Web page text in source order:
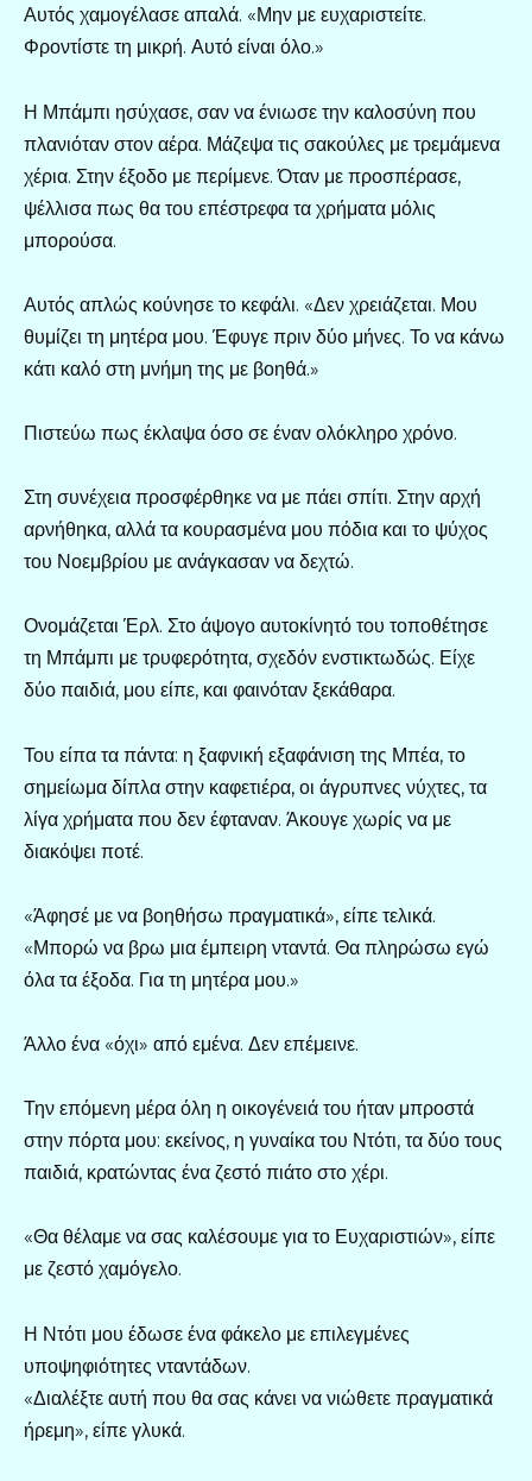
Αυτός χαμογέλασε απαλά. «Μην με ευχαριστείτε.
Φροντίστε τη μικρή. Αυτό είναι όλο.»
Η Μπάμπι ησύχασε, σαν να ένιωσε την καλοσύνη που
πλανιόταν στον αέρα. Μάζεψα τις σακούλες με τρεμάμενα
χέρια. Στην έξοδο με περίμενε. Όταν με προσπέρασε,
ψέλλισα πως θα του επέστρεφα τα χρήματα μόλις
μπορούσα.
Αυτός απλώς κούνησε το κεφάλι. «Δεν χρειάζεται. Μου
θυμίζει τη μητέρα μου. Έφυγε πριν δύο μήνες. Το να κάνω
κάτι καλό στη μνήμη της με βοηθά.»
Πιστεύω πως έκλαψα όσο σε έναν ολόκληρο χρόνο.
Στη συνέχεια προσφέρθηκε να με πάει σπίτι. Στην αρχή
αρνήθηκα, αλλά τα κουρασμένα μου πόδια και το ψύχος
του Νοεμβρίου με ανάγκασαν να δεχτώ.
Ονομάζεται Έρλ. Στο άψογο αυτοκίνητό του τοποθέτησε
τη Μπάμπι με τρυφερότητα, σχεδόν ενστικτωδώς. Είχε
δύο παιδιά, μου είπε, και φαινόταν ξεκάθαρα.
Του είπα τα πάντα: η ξαφνική εξαφάνιση της Μπέα, το
σημείωμα δίπλα στην καφετιέρα, οι άγρυπνες νύχτες, τα
λίγα χρήματα που δεν έφταναν. Άκουγε χωρίς να με
διακόψει ποτέ.
«Άφησέ με να βοηθήσω πραγματικά», είπε τελικά.
«Μπορώ να βρω μια έμπειρη νταντά. Θα πληρώσω εγώ
όλα τα έξοδα. Για τη μητέρα μου.»
Άλλο ένα «όχι» από εμένα. Δεν επέμεινε.
Την επόμενη μέρα όλη η οικογένειά του ήταν μπροστά
στην πόρτα μου: εκείνος, η γυναίκα του Ντότι, τα δύο τους
παιδιά, κρατώντας ένα ζεστό πιάτο στο χέρι.
«Θα θέλαμε να σας καλέσουμε για το Ευχαριστιών», είπε
με ζεστό χαμόγελο.
Η Ντότι μου έδωσε ένα φάκελο με επιλεγμένες
υποψηφιότητες νταντάδων.
«Διαλέξτε αυτή που θα σας κάνει να νιώθετε πραγματικά
ήρεμη», είπε γλυκά.